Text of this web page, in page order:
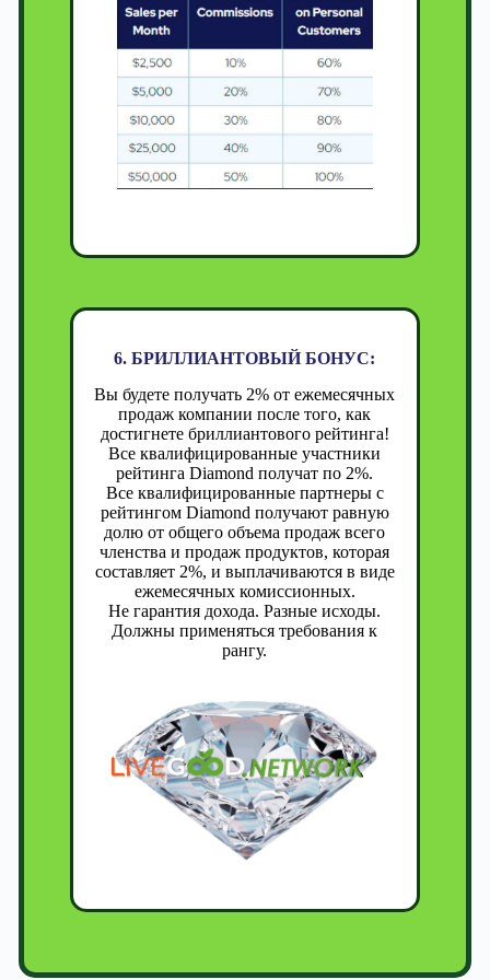
6. БРИЛЛИАНТОВЫЙ БОНУС:
Вы будете получать 2% от ежемесячных
продаж компании после того, как
достигнете бриллиантового рейтинга!
Все квалифицированные участники
рейтинга Diamond получат по 2%.
Все квалифицированные партнеры с
рейтингом Diamond получают равную
долю от общего объема продаж всего
членства и продаж продуктов, которая
составляет 2%, и выплачиваются в виде
ежемесячных комиссионных.
Не гарантия дохода. Разные исходы.
Должны применяться требования к
рангу.